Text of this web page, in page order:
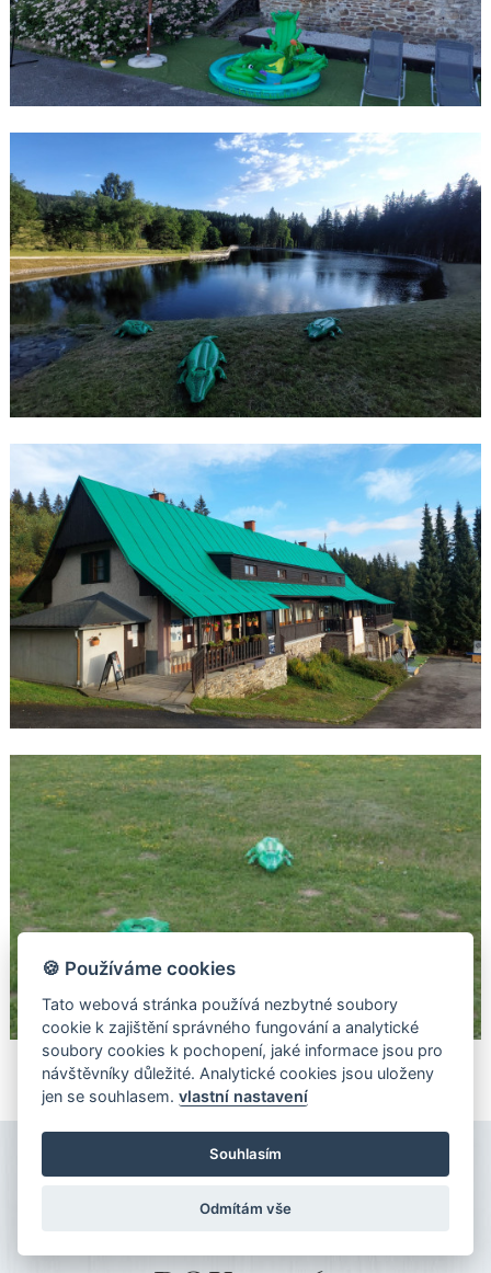
REZERVACE POBYTŮ NA
🍪 Používáme cookies
Tato webová stránka používá nezbytné soubory
cookie k zajištění správného fungování a analytické
soubory cookies k pochopení, jaké informace jsou pro
návštěvníky důležité. Analytické cookies jsou uloženy
jen se souhlasem.vlastní nastavení
Souhlasím
Odmítám vše